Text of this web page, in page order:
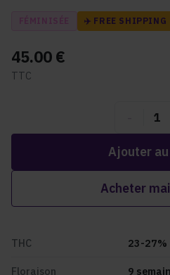
FÉMINISÉE ✈️ FREE SHIPPING
45.00 €
TTC
1
Ajouter
Acheter
THC 23-27%
Floraison 9